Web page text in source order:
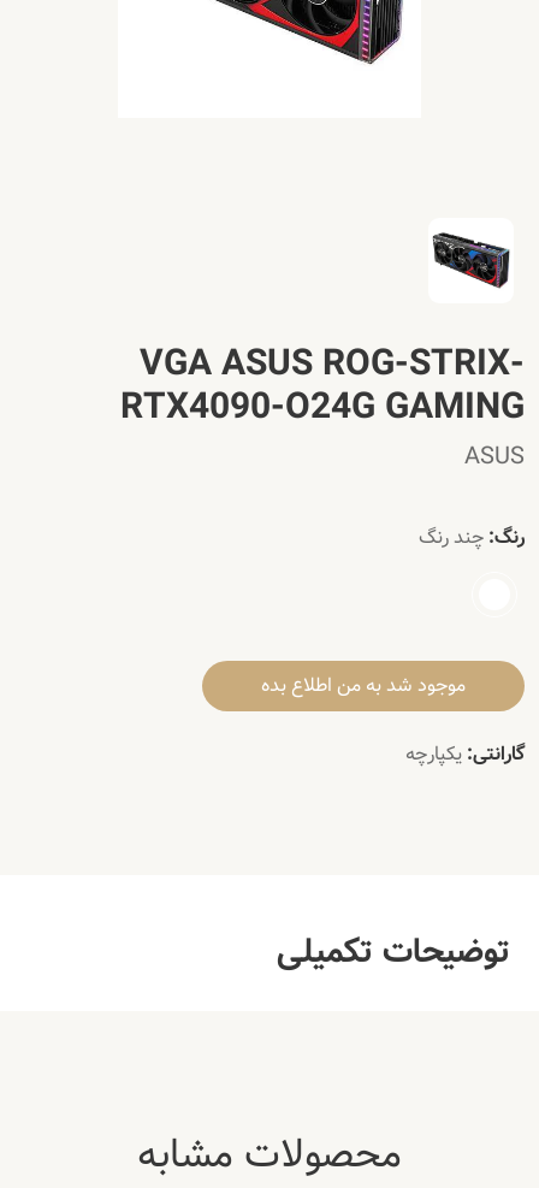
VGA ASUS ROG-STRIX-
RTX4090-O24G GAMING
ASUS
رنگ: چند رنگ
موجود شد به من اطلاع بده
گارانتی: یکپارچه
توضیحات تکمیلی
محصولات مشابه